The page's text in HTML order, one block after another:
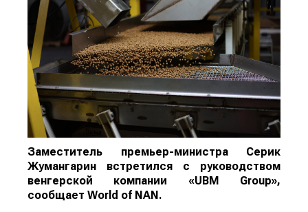
Заместитель премьер-министра Серик
Жумангарин встретился с руководством
венгерской компании «UBM Group»,
сообщает World of NAN.